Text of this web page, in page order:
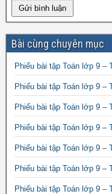
Bài cùng chuyên mục
Phiếu bài tập Toán lớp 9 –
Phiếu bài tập Toán lớp 9 –
Phiếu bài tập Toán lớp 9 –
Phiếu bài tập Toán lớp 9 –
Phiếu bài tập Toán lớp 9 –
Phiếu bài tập Toán lớp 9 –
Phiếu bài tập Toán lớp 9 –